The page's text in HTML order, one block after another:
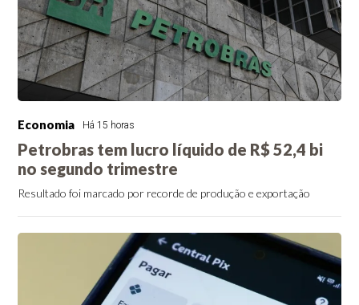
Economia Há 15 horas
Petrobras tem lucro líquido de R$ 52,4 bi
no segundo trimestre
Resultado foi marcado por recorde de produção e exportação